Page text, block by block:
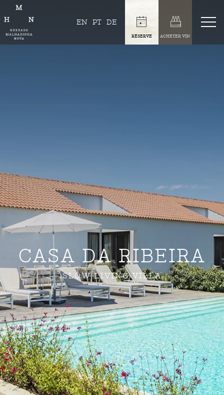
EN PT DE
RÉSERVE ACHETER VIN
CASA DA RIBEIRA
SLOW LIVING VILLA